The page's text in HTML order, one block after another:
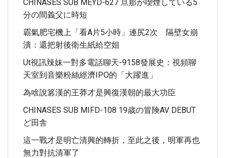
CHINASES SUB MEYD-627 旦那が喫煙している5
分の間義父に時短
霸氣肥宅機上「看A片5小時」連尻2次 隔壁女崩
潰：還把射後衛生紙給空姐
Ut視訊辣妹一對多電話聊天-9158發展史：視頻聊
天室到音樂粉絲經濟IPO的「大躍進」
為啥說篡漢的王莽才是興復漢朝的最大功臣
CHINASES SUB MIFD-108 19歳の冒険AV DEBUT
ど田舎
這一戰才是明亡清興的轉折，至此之後，明軍再也
無力對抗清軍了